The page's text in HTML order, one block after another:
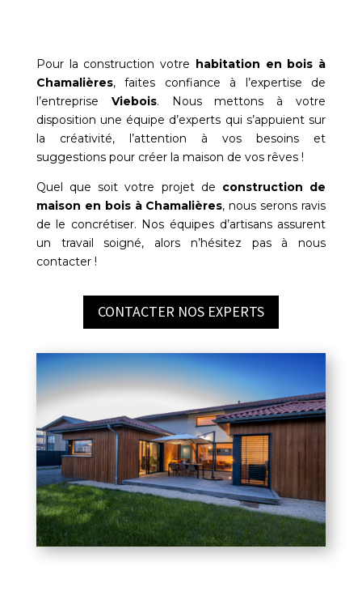
Pour la construction votre habitation en bois à
Chamalières, faites confiance à l’expertise de
l’entreprise Viebois. Nous mettons à votre
disposition une équipe d’experts qui s’appuient sur
la créativité, l’attention à vos besoins et
suggestions pour créer la maison de vos rêves !
Quel que soit votre projet de construction de
maison en bois à Chamalières, nous serons ravis
de le concrétiser. Nos équipes d’artisans assurent
un travail soigné, alors n’hésitez pas à nous
contacter !
CONTACTER NOS EXPERTS